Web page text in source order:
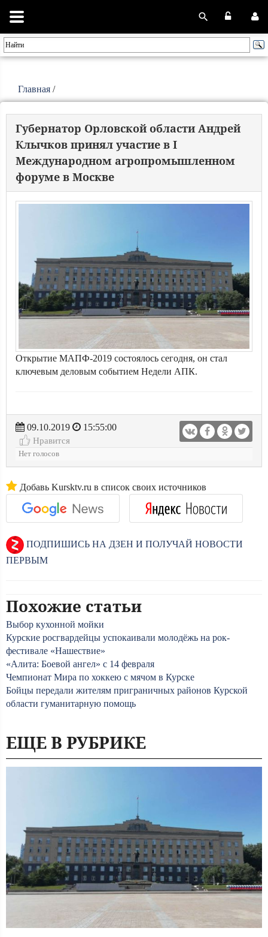
Главная /
Губернатор Орловской области Андрей
Клычков принял участие в I
Международном агропромышленном
форуме в Москве
Открытие МАПФ-2019 состоялось сегодня, он стал
ключевым деловым событием Недели АПК.
09.10.2019
15:55:00
Нравится
Нет голосов
Добавь Kursktv.ru в список своих источников
ПОДПИШИСЬ НА ДЗЕН И ПОЛУЧАЙ НОВОСТИ
ПЕРВЫМ
Похожие статьи
Выбор кухонной мойки
Курские росгвардейцы успокаивали молодёжь на рок-
фестивале «Нашествие»
«Алита: Боевой ангел» с 14 февраля
Чемпионат Мира по хоккею с мячом в Курске
Бойцы передали жителям приграничных районов Курской
области гуманитарную помощь
ЕЩЕ В РУБРИКЕ